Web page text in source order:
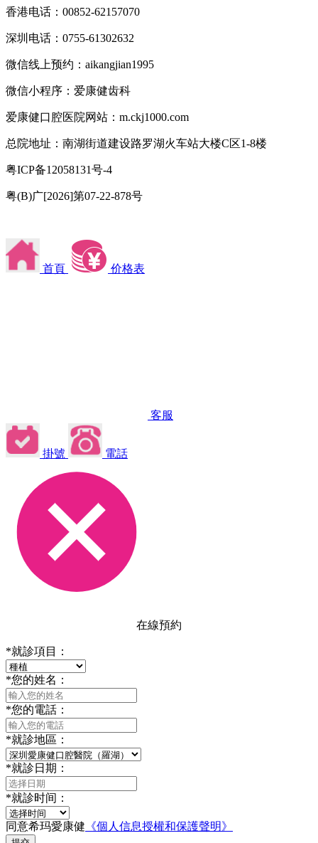
香港电话：00852-62157070
深圳电话：0755-61302632
微信线上预约：aikangjian1995
微信小程序：爱康健齿科
爱康健口腔医院网站：m.ckj1000.com
总院地址：南湖街道建设路罗湖火车站大楼C区1-8楼
粤ICP备12058131号-4
粤(B)广[2026]第07-22-878号
首頁 价格表
客服
掛號 電話
在線預約
*就診項目：
*您的姓名：
*您的電話：
*就診地區：
*就診日期：
*就診时间：
同意希玛愛康健 《個人信息授權和保護聲明》